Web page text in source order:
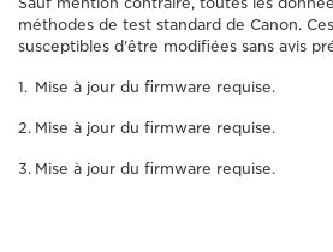
méthodes de test standard de Canon.
susceptibles d'être modifiées sans avis
Mise à jour du firmware requise.
Mise à jour du firmware requise.
Mise à jour du firmware requise.